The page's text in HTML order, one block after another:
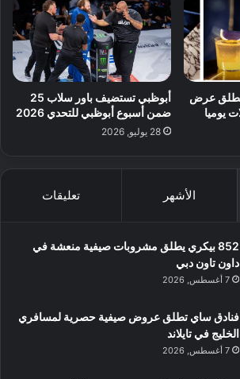
يطلق عرض
يوميا
أبوظبي تستضيف باور سلاب 25
ضمن أسبوع أبوظبي للتحدي 2026
28 يوليو, 2026
الأشهر تعليقات
852 بيكري يطلق مشروبات صيفية منعشة في
داون تاون دبي
7 أغسطس, 2026
فنادق ساي تطلق عروض صيفية حصرية لمسافري
الخليج في تايلاند
7 أغسطس, 2026